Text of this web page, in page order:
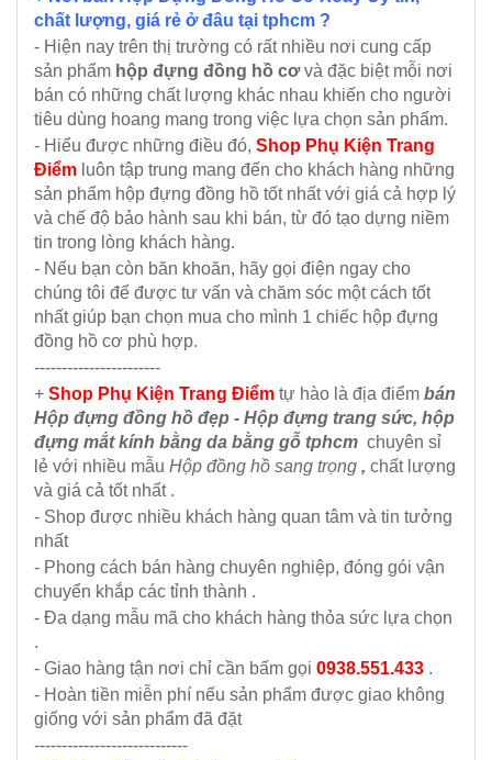
chất lượng, giá rẻ ở đâu tại tphcm ?
- Hiện nay trên thị trường có rất nhiều nơi cung cấp
sản phẩm hộp đựng đồng hồ cơvà đặc biệt mỗi nơi
bán có những chất lượng khác nhau khiến cho người
tiêu dùng hoang mang trong việc lựa chọn sản phẩm.
- Hiểu được những điều đó, Shop Phụ Kiện Trang
Điểm luôn tập trung mang đến cho khách hàng những
sản phẩm hộp đựng đồng hồ tốt nhất với giá cả hợp lý
và chế độ bảo hành sau khi bán, từ đó tạo dựng niềm
tin trong lòng khách hàng.
- Nếu bạn còn băn khoăn, hãy gọi điện ngay cho
chúng tôi để được tư vấn và chăm sóc một cách tốt
nhất giúp bạn chọn mua cho mình 1 chiếc hộp đựng
đồng hồ cơ phù hợp.
-----------------------
+ Shop Phụ Kiện Trang Điểm tự hào là địa điểm bán
Hộp đựng đồng hồ đẹp - Hộp đựng trang sức, hộp
đựng mắt kính bằng da bằng gỗ tphcm chuyên sỉ
lẻ với nhiều mẫu Hộp đồng hồ sang trọng , chất lượng
và giá cả tốt nhất .
- Shop được nhiều khách hàng quan tâm và tin tưởng
nhất
- Phong cách bán hàng chuyên nghiệp, đóng gói vận
chuyển khắp các tỉnh thành .
- Đa dạng mẫu mã cho khách hàng thỏa sức lựa chọn
.
- Giao hàng tận nơi chỉ cần bấm gọi 0938.551.433 .
- Hoàn tiền miễn phí nếu sản phẩm được giao không
giống với sản phẩm đã đặt
----------------------------